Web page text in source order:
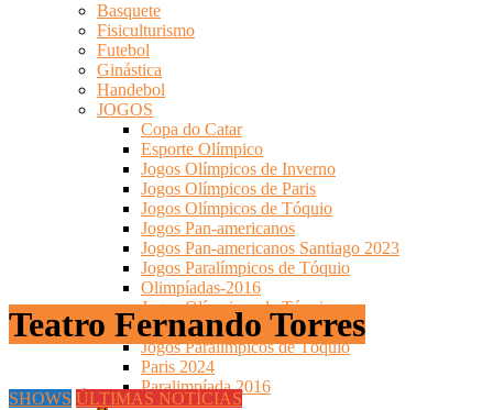
Basquete
Fisiculturismo
Futebol
Ginástica
Handebol
JOGOS
Copa do Catar
Esporte Olímpico
Jogos Olímpicos de Inverno
Jogos Olímpicos de Paris
Jogos Olímpicos de Tóquio
Jogos Pan-americanos
Jogos Pan-americanos Santiago 2023
Jogos Paralímpicos de Tóquio
Olimpíadas-2016
Jogos Olímpicos de Tóquio
Jogos Pan-americanos
Jogos Paralímpicos de Tóquio
Paris 2024
Paralimpíada 2016
Teatro Fernando Torres
SHOWS ÚLTIMAS NOTÍCIAS